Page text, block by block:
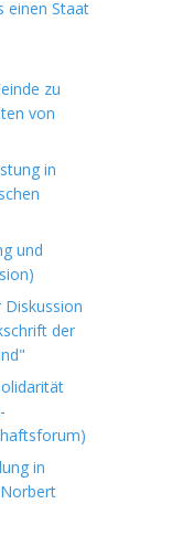
einen Staat
zu
von
in
und
Diskussion
der
in